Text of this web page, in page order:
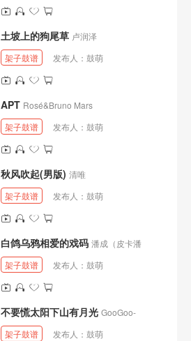
土坡上的狗尾草 卢润泽
架子鼓谱
发布人： 鼓萌
APT Rosé&Bruno Mars
架子鼓谱
发布人： 鼓萌
秋风吹起(男版) 清唯
架子鼓谱
发布人： 鼓萌
白鸽乌鸦相爱的戏码 潘成（皮卡潘
架子鼓谱
发布人： 鼓萌
不要慌太阳下山有月光 GooGoo-
架子鼓谱
发布人： 鼓萌